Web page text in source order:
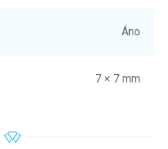
Áno
7 × 7 mm